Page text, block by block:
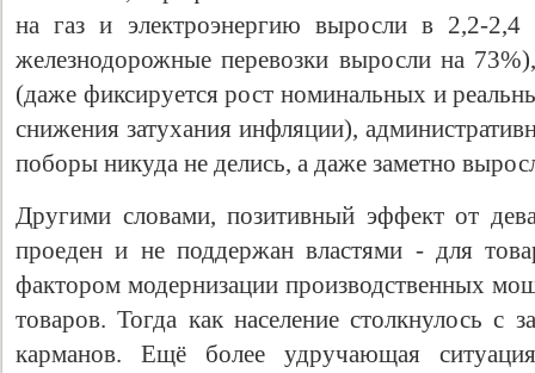
на газ и электроэнергию выросли в 2,2-
железнодорожные перевозки выросли на
(даже фиксируется рост номинальных и
снижения затухания инфляции),
поборы никуда не делись, а даже заметно
Другими словами, позитивный эффект от
проеден и не поддержан властями - для
фактором модернизации производственных
товаров. Тогда как население столкнулось с
карманов. Ещё более удручающая